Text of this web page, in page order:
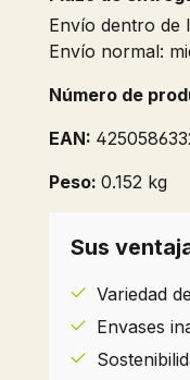
Envío dentro de
Envío normal:
Número de
EAN:
Peso: 0.152 kg
Sus
Variedad
Envases